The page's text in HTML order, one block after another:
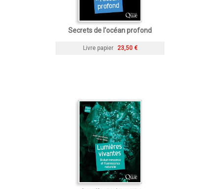
Secrets de l'océan profond
Livre papier 23,50 €